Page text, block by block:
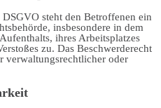
steht den Betroffenen ein
insbesondere in dem
ihres Arbeitsplatzes
zu. Das Beschwerderecht
verwaltungsrechtlicher oder